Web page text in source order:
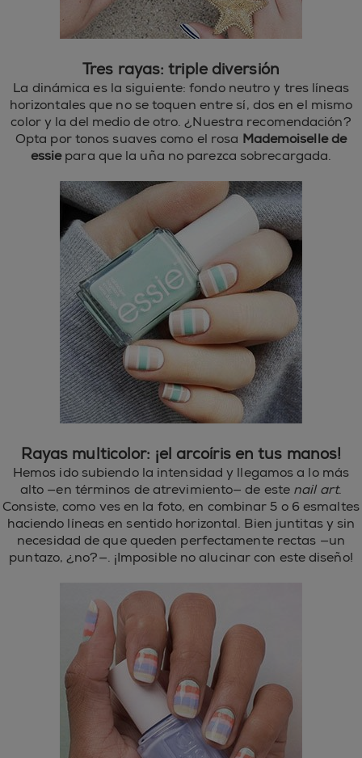
Tres rayas: triple diversión
La dinámica es la siguiente: fondo neutro y tres líneas
horizontales que no se toquen entre sí, dos en el mismo
color y la del medio de otro. ¿Nuestra recomendación?
Opta por tonos suaves como el rosa Mademoiselle de
essiepara que la uña no parezca sobrecargada.
Rayas multicolor: ¡el arcoíris en tus manos!
Hemos ido subiendo la intensidad y llegamos a lo más
alto —en términos de atrevimiento— de este nail art.
Consiste, como ves en la foto, en combinar 5 o 6 esmaltes
haciendo líneas en sentido horizontal. Bien juntitas y sin
necesidad de que queden perfectamente rectas —un
puntazo, ¿no?—. ¡Imposible no alucinar con este diseño!